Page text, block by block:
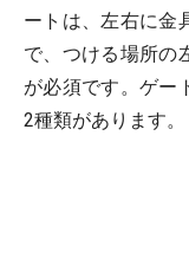
ートは、左右に金
で、つける場所の
が必須です。ゲー
2種類があります。